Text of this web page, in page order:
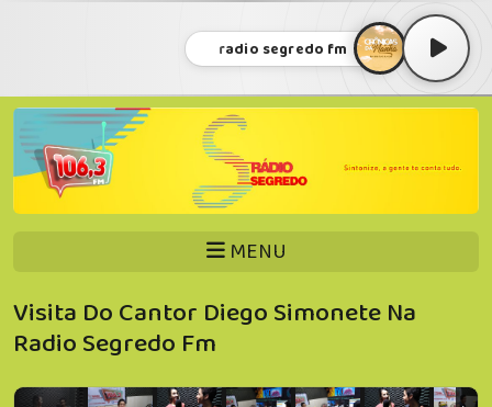
radio segredo fm
MENU
Visita Do Cantor Diego Simonete Na
Radio Segredo Fm